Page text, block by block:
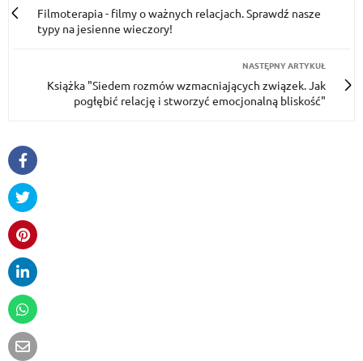
Filmoterapia - filmy o ważnych relacjach. Sprawdź nasze
typy na jesienne wieczory!
NASTĘPNY ARTYKUŁ
Książka "Siedem rozmów wzmacniających związek. Jak
pogłębić relację i stworzyć emocjonalną bliskość"